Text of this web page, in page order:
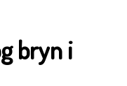
bryn i